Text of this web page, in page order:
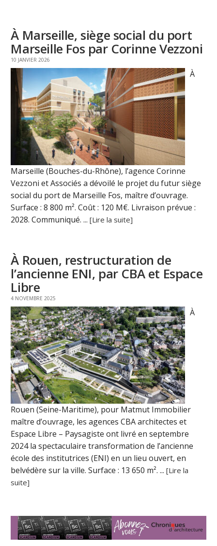
À Marseille, siège social du port
Marseille Fos par Corinne Vezzoni
10 JANVIER 2026
À
Marseille (Bouches-du-Rhône), l’agence Corinne
Vezzoni et Associés a dévoilé le projet du futur siège
social du port de Marseille Fos, maître d’ouvrage.
Surface : 8 800 m². Coût : 120 M€. Livraison prévue :
2028. Communiqué. ...[Lire la suite]
À Rouen, restructuration de
l’ancienne ENI, par CBA et Espace
Libre
4 NOVEMBRE 2025
À
Rouen (Seine-Maritime), pour Matmut Immobilier
maître d’ouvrage, les agences CBA architectes et
Espace Libre – Paysagiste ont livré en septembre
2024 la spectaculaire transformation de l’ancienne
école des institutrices (ENI) en un lieu ouvert, en
belvédère sur la ville. Surface : 13 650 m². ...[Lire la
suite]